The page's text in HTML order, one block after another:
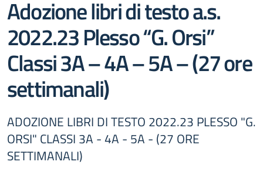
Adozione libri di testo a.s.
2022.23 Plesso “G. Orsi”
Classi 3A – 4A – 5A – (27 ore
settimanali)
ADOZIONE LIBRI DI TESTO 2022.23 PLESSO "G.
ORSI" CLASSI 3A - 4A - 5A - (27 ORE
SETTIMANALI)